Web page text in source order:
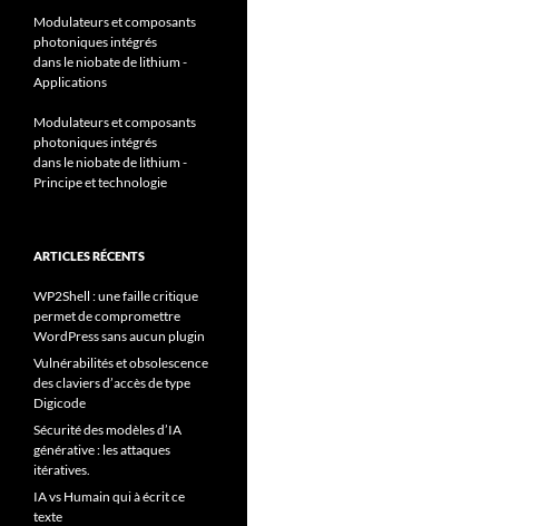
Modulateurs et composants
photoniques intégrés
dans le niobate de lithium -
Applications
Modulateurs et composants
photoniques intégrés
dans le niobate de lithium -
Principe et technologie
ARTICLES RÉCENTS
WP2Shell : une faille critique
permet de compromettre
WordPress sans aucun plugin
Vulnérabilités et obsolescence
des claviers d’accès de type
Digicode
Sécurité des modèles d’IA
générative : les attaques
itératives.
IA vs Humain qui à écrit ce
texte